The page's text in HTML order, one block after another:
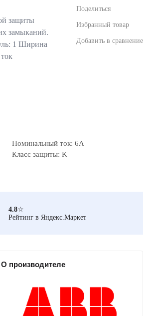
защиты
замыканий.
1 Ширина
Поделиться
Избранный товар
Добавить в сравнение
Номинальный ток: 6А
Класс защиты: K
4.8☆
Рейтинг в Яндекс.Маркет
О производителе